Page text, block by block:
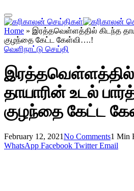
Home » இரத்தவெள்ளத்தில் கிடந்த
குழந்தை கேட்ட கேள்வி….!
வெளிநாட்டு செய்தி
இரத்தவெள்ளத்தில்
தாயாரின் உடல்
குழந்தை கேட்ட
February 12, 2021No Comments1 Min
WhatsApp Facebook Twitter Email